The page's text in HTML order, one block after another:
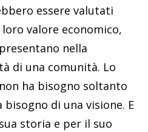
essere valutati
valore economico,
nella
di una comunità. Lo
ha bisogno soltanto
di una visione. E
storia e per il suo